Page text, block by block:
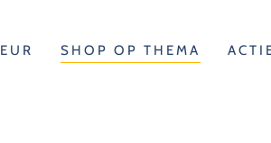
SHOP OP THEMA